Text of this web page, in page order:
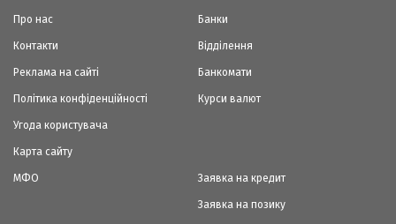
Про нас
Контакти
Реклама на сайті
Політика конфіденційності
Угода користувача
Карта сайту
Банки
Відділення
Банкомати
Курси валют
МФО Заявка на кредит
Заявка на позику